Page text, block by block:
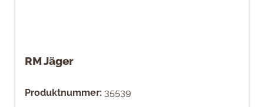
RM Jäger
Produktnummer: 35539